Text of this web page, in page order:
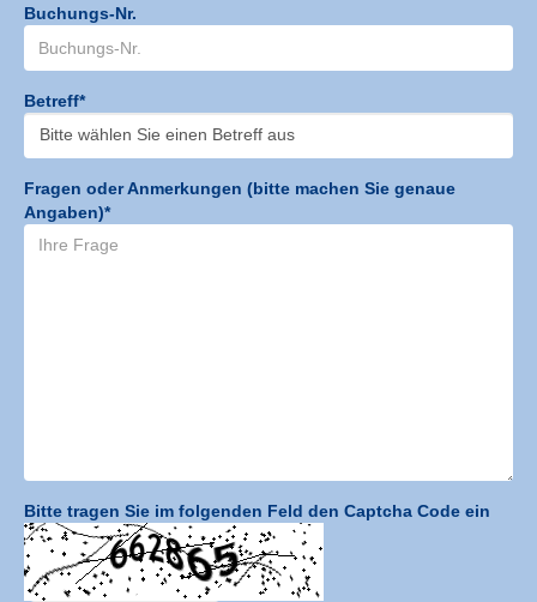
Buchungs-Nr.
Betreff*
Fragen oder Anmerkungen (bitte machen Sie genaue
Angaben)*
Bitte tragen Sie im folgenden Feld den Captcha Code ein